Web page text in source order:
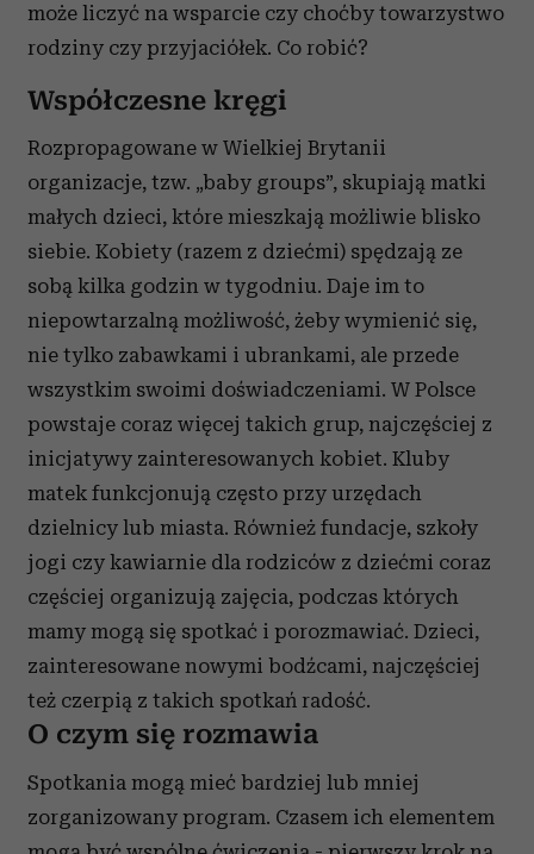
może liczyć na wsparcie czy choćby towarzystwo
rodziny czy przyjaciółek. Co robić?
Współczesne kręgi
Rozpropagowane w Wielkiej Brytanii
organizacje, tzw. „baby groups”, skupiają matki
małych dzieci, które mieszkają możliwie blisko
siebie. Kobiety (razem z dziećmi) spędzają ze
sobą kilka godzin w tygodniu. Daje im to
niepowtarzalną możliwość, żeby wymienić się,
nie tylko zabawkami i ubrankami, ale przede
wszystkim swoimi doświadczeniami. W Polsce
powstaje coraz więcej takich grup, najczęściej z
inicjatywy zainteresowanych kobiet. Kluby
matek funkcjonują często przy urzędach
dzielnicy lub miasta. Również fundacje, szkoły
jogi czy kawiarnie dla rodziców z dziećmi coraz
częściej organizują zajęcia, podczas których
mamy mogą się spotkać i porozmawiać. Dzieci,
zainteresowane nowymi bodźcami, najczęściej
też czerpią z takich spotkań radość.
O czym się rozmawia
Spotkania mogą mieć bardziej lub mniej
zorganizowany program. Czasem ich elementem